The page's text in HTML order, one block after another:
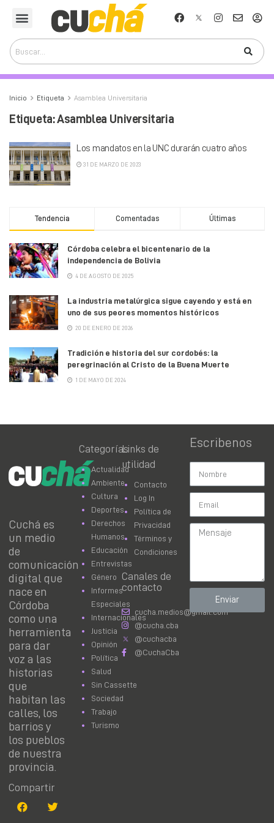
Inicio Etiqueta Asamblea Universitaria
Etiqueta: Asamblea Universitaria
Los mandatos en la UNC durarán cuatro años
31 DE MARZO DE 2023
Tendencia Comentadas Últimas
Córdoba celebra el bicentenario de la
independencia de Bolivia
4 DE AGOSTO DE 2025
La industria metalúrgica sigue cayendo y está en
uno de sus peores momentos históricos
20 DE ENERO DE 2026
Tradición e historia del sur cordobés: la
peregrinación al Cristo de la Buena Muerte
1 DE MAYO DE 2024
Cuchá es
un medio
de
comunicación
digital que
nace en
Córdoba
como una
herramienta
para dar
voz a las
historias
que
habitan las
calles, los
barrios y
los pueblos
de nuestra
provincia.
Compartir
Categorías
Actualidad
Ambiente
Cultura
Deportes
Derechos
Humanos
Educación
Entrevistas
Género
Informes
Especiales
Internacionales
Justicia
Opinión
Política
Salud
Sin Cassette
Sociedad
Trabajo
Turismo
Links de
utilidad
Contacto
Log In
Política de
Privacidad
Términos y
Condiciones
Canales de
contacto
cucha.medios@gmail.com
@cucha.cba
@cuchacba
@CuchaCba
Escribenos
Enviar